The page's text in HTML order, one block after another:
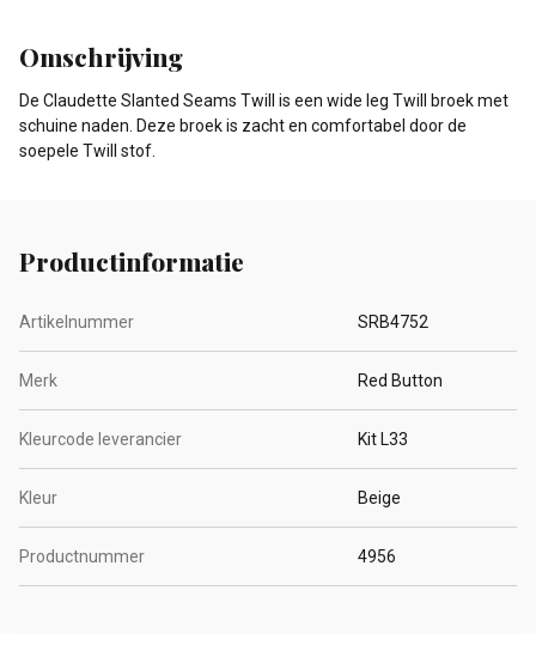
Omschrijving
De Claudette Slanted Seams Twill is een wide leg Twill broek met
schuine naden. Deze broek is zacht en comfortabel door de
soepele Twill stof.
Productinformatie
Artikelnummer SRB4752
Merk Red Button
Kleurcode leverancier Kit L33
Kleur Beige
Productnummer 4956